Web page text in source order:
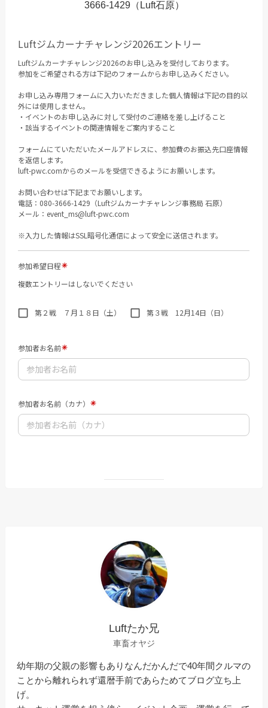
3666-1429（Luft石原）
Luftたか兄
車畜オヤジ
幼年期の父親の影響もありなんだかんだで40年間クルマの
ことから離れられず還暦手前であらためてブログ立ち上
げ。